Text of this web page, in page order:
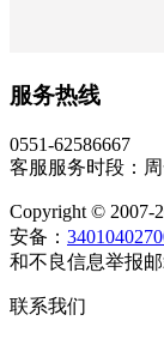
服务热线
0551-62586667
客服服务时段：
Copyright © 2007-
安备：
和不良信息举报邮
联系我们